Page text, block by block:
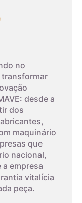
em pesquisas
em
é uma
no
desde a
dos
maquinário
que
nacional,
empresa
vitalícia
peça.